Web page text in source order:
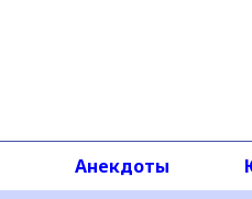
Анекдоты